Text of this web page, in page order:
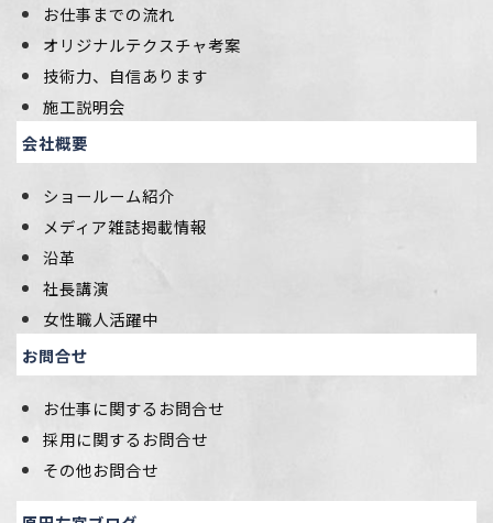
お仕事までの流れ
オリジナルテクスチャ考案
技術力、自信あります
施工説明会
会社概要
ショールーム紹介
メディア雑誌掲載情報
沿革
社長講演
女性職人活躍中
お問合せ
お仕事に関するお問合せ
採用に関するお問合せ
その他お問合せ